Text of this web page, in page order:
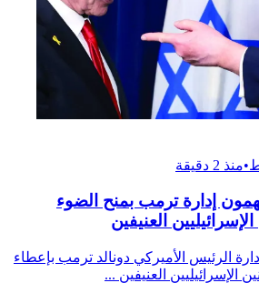
•منذ 2 دقيقة
إدارة ترمب بمنح الضوء
العنيفين
الرئيس الأميركي دونالد ترمب بإعطاء
الإسرائيليين العنيفين ...